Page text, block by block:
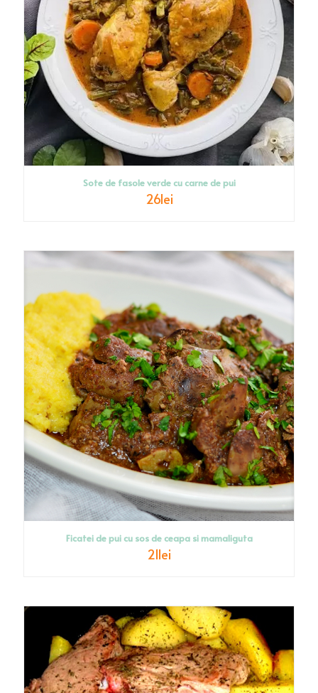
Sote de fasole verde cu carne de pui
26lei
Ficatei de pui cu sos de ceapa si mamaliguta
21lei